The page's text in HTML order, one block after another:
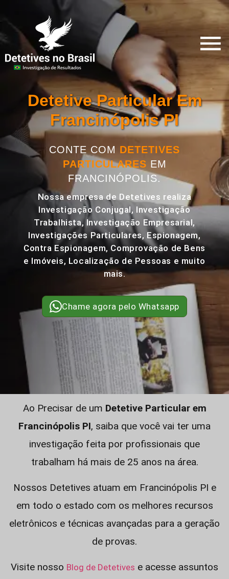
Detetive Particular Em
Francinópolis PI
CONTE COM DETETIVES
PARTICULARES EM
FRANCINÓPOLIS.
Nossa empresa de Detetives realiza
Investigação Conjugal, Investigação
Trabalhista, Investigação Empresarial,
Investigações Particulares, Espionagem,
Contra Espionagem, Comprovação de Bens
e Imóveis, Localização de Pessoas e muito
mais.
Chame agora pelo Whatsapp
Ao Precisar de um Detetive Particular em
Francinópolis PI, saiba que você vai ter uma
investigação feita por profissionais que
trabalham há mais de 25 anos na área.
Nossos Detetives atuam em Francinópolis PI e
em todo o estado com os melhores recursos
eletrônicos e técnicas avançadas para a geração
de provas.
Visite nosso Blog de Detetives e acesse assuntos